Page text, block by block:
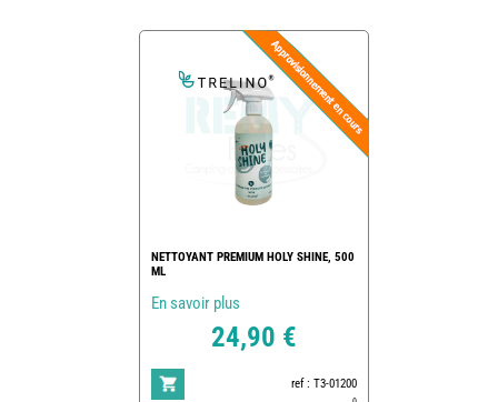
NETTOYANT PREMIUM HOLY SHINE, 500
ML
En savoir plus
24,90 €
ref : T3-01200